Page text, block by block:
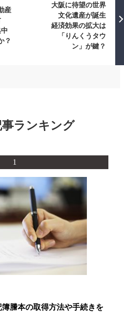
産
？
大阪に待望の世界
文化遺産が誕生
経済効果の拡大は
「りんくうタウ
ン」が鍵？
事ランキング
1
謄本の取得方法や手続きを